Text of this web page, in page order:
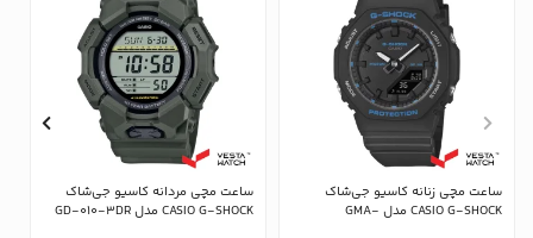
ساعت مچی زنانه کاسیو جی‌شاک
CASIO G-SHOCK مدل GMA-
ساعت مچی مردانه کاسیو جی‌شاک
CASIO G-SHOCK مدل GD-010-3DR